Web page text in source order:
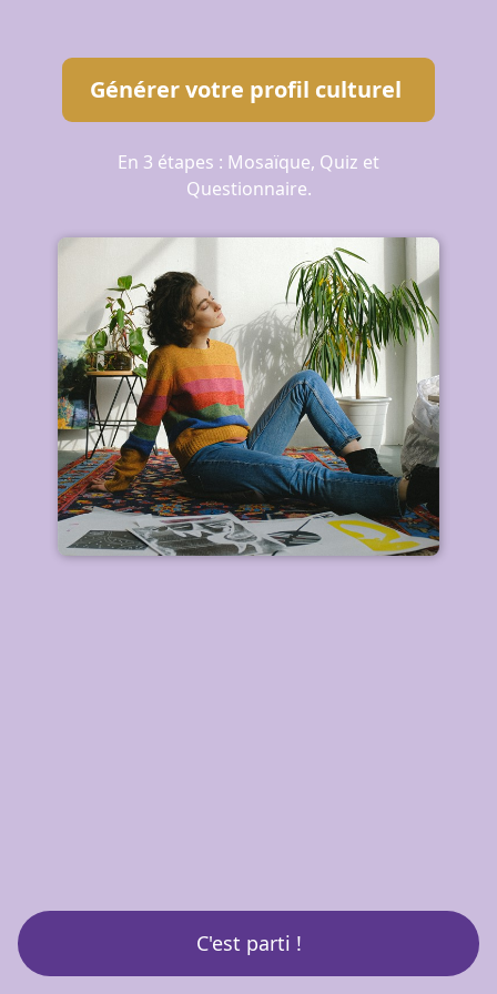
Générer votre profil culturel
En 3 étapes : Mosaïque, Quiz et
Questionnaire.
C'est parti !